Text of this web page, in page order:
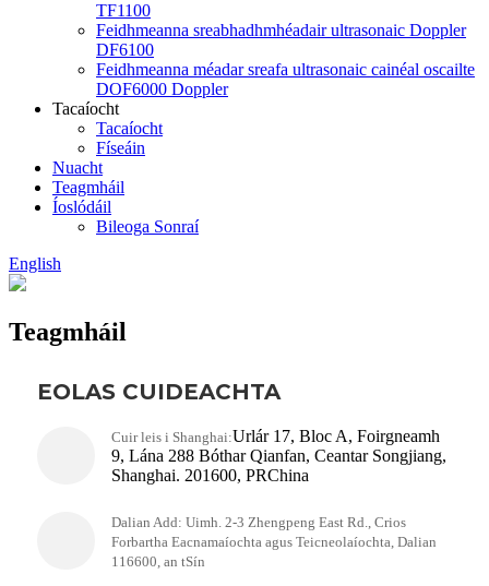
TF1100
Feidhmeanna sreabhadhmhéadair ultrasonaic Doppler
DF6100
Feidhmeanna méadar sreafa ultrasonaic cainéal oscailte
DOF6000 Doppler
Tacaíocht
Tacaíocht
Físeáin
Nuacht
Teagmháil
Íoslódáil
Bileoga Sonraí
English
Teagmháil
EOLAS CUIDEACHTA
Cuir leis i Shanghai:Urlár 17, Bloc A, Foirgneamh
9, Lána 288 Bóthar Qianfan, Ceantar Songjiang,
Shanghai. 201600, PRChina
Dalian Add: Uimh. 2-3 Zhengpeng East Rd., Crios
Forbartha Eacnamaíochta agus Teicneolaíochta, Dalian
116600, an tSín